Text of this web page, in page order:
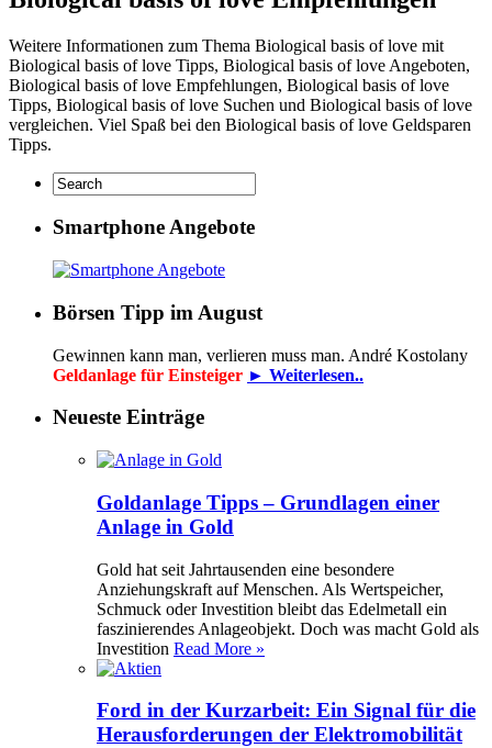
Weitere Informationen zum Thema Biological basis of love mit
Biological basis of love Tipps, Biological basis of love Angeboten,
Biological basis of love Empfehlungen, Biological basis of love
Tipps, Biological basis of love Suchen und Biological basis of love
vergleichen. Viel Spaß bei den Biological basis of love Geldsparen
Tipps.
Smartphone Angebote
Börsen Tipp im August
Gewinnen kann man, verlieren muss man. André Kostolany
Geldanlage für Einsteiger ► Weiterlesen..
Neueste Einträge
Goldanlage Tipps – Grundlagen einer
Anlage in Gold
Gold hat seit Jahrtausenden eine besondere
Anziehungskraft auf Menschen. Als Wertspeicher,
Schmuck oder Investition bleibt das Edelmetall ein
faszinierendes Anlageobjekt. Doch was macht Gold als
Investition Read More »
Ford in der Kurzarbeit: Ein Signal für die
Herausforderungen der Elektromobilität